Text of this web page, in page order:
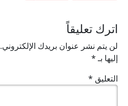
اترك تعليقاً
لن يتم نشر عنوان بريدك الإلكتروني.
إليها بـ*
التعليق *